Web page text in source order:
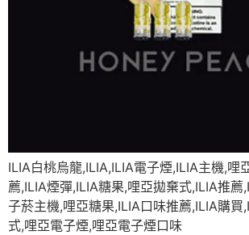
ILIA白桃烏龍,ILIA,ILIA電子煙,ILIA主機,哩
薦,ILIA煙彈,ILIA糖果,哩亞拋棄式,ILIA推薦
子菸主機,哩亞糖果,ILIA口味推薦,ILIA購買
式,哩亞電子煙,哩亞電子煙口味